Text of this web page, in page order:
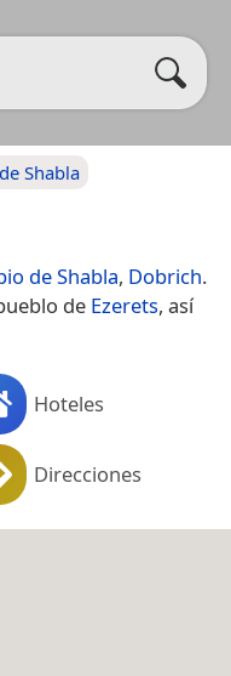
Shabla
de Shabla, Dobrich.
de Ezerets, así
Hoteles
Direcciones